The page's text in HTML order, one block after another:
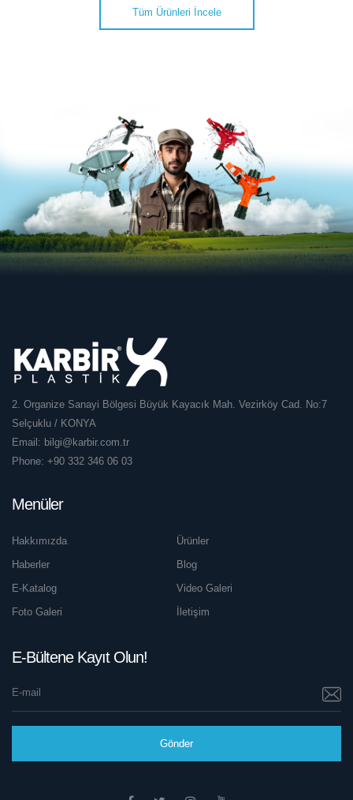
Tüm Ürünleri İncele
2. Organize Sanayi Bölgesi Büyük Kayacık Mah. Vezirköy Cad. No:7
Selçuklu / KONYA
Email: bilgi@karbir.com.tr
Phone: +90 332 346 06 03
Menüler
Hakkımızda
Ürünler
Haberler
Blog
E-Katalog
Video Galeri
Foto Galeri
İletişim
E-Bültene Kayıt Olun!
Gönder